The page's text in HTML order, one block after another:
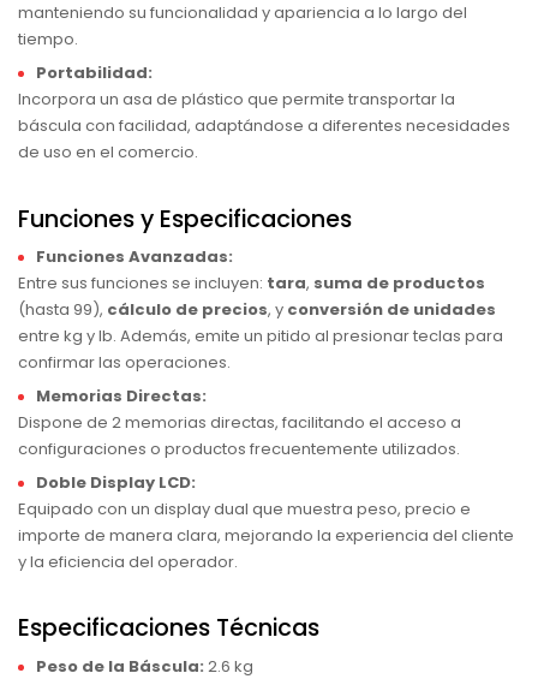
manteniendo su funcionalidad y apariencia a lo largo del
tiempo.
Portabilidad:
Incorpora un asa de plástico que permite transportar la
báscula con facilidad, adaptándose a diferentes necesidades
de uso en el comercio.
Funciones y Especificaciones
Funciones Avanzadas:
Entre sus funciones se incluyen: tara, suma de productos
(hasta 99), cálculo de precios, y conversión de unidades
entre kg y lb. Además, emite un pitido al presionar teclas para
confirmar las operaciones.
Memorias Directas:
Dispone de 2 memorias directas, facilitando el acceso a
configuraciones o productos frecuentemente utilizados.
Doble Display LCD:
Equipado con un display dual que muestra peso, precio e
importe de manera clara, mejorando la experiencia del cliente
y la eficiencia del operador.
Especificaciones Técnicas
Peso de la Báscula: 2.6 kg